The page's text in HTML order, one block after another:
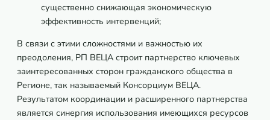
существенно снижающая экономическую
эффективность интервенций;
В связи с этими сложностями и важностью их
преодоления, РП ВЕЦА строит партнерство ключевых
заинтересованных сторон гражданского общества в
Регионе, так называемый Консорциум ВЕЦА.
Результатом координации и расширенного партнерства
является синергия использования имеющихся ресурсов